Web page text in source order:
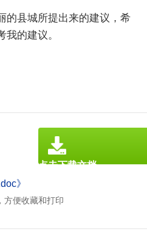
的县城所提出来的建议，希
的建议。
》
方便收藏和打印
点击下载文档